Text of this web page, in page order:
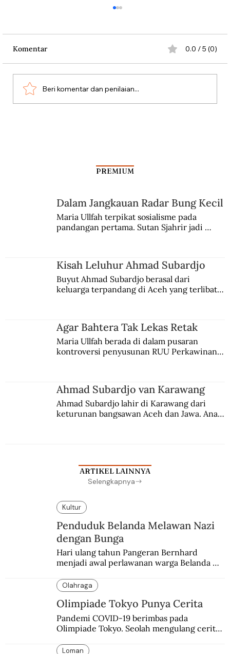
Persatuan Perjuangan
Komentar 0.0 / 5 (0)
Beri komentar dan penilaian...
PREMIUM
Dalam Jangkauan Radar Bung Kecil
Maria Ullfah terpikat sosialisme pada
pandangan pertama. Sutan Sjahrir jadi
Kisah Leluhur Ahmad Subardjo
Buyut Ahmad Subardjo berasal dari
keluarga terpandang di Aceh yang terlibat
Agar Bahtera Tak Lekas Retak
Maria Ullfah berada di dalam pusaran
kontroversi penyusunan RUU Perkawinan.
Ahmad Subardjo van Karawang
Ahmad Subardjo lahir di Karawang dari
keturunan bangsawan Aceh dan Jawa. Anak
ARTIKEL LAINNYA
Selengkapnya
Kultur
Penduduk Belanda Melawan Nazi
dengan Bunga
Hari ulang tahun Pangeran Bernhard
menjadi awal perlawanan warga Belanda
anyelir favorit sang pangeran menjadi
simbol perlawanan.
Olahraga
Olimpiade Tokyo Punya Cerita
Pandemi COVID-19 berimbas pada
Olimpiade Tokyo. Seolah mengulang cerita
berbeda.
Loman